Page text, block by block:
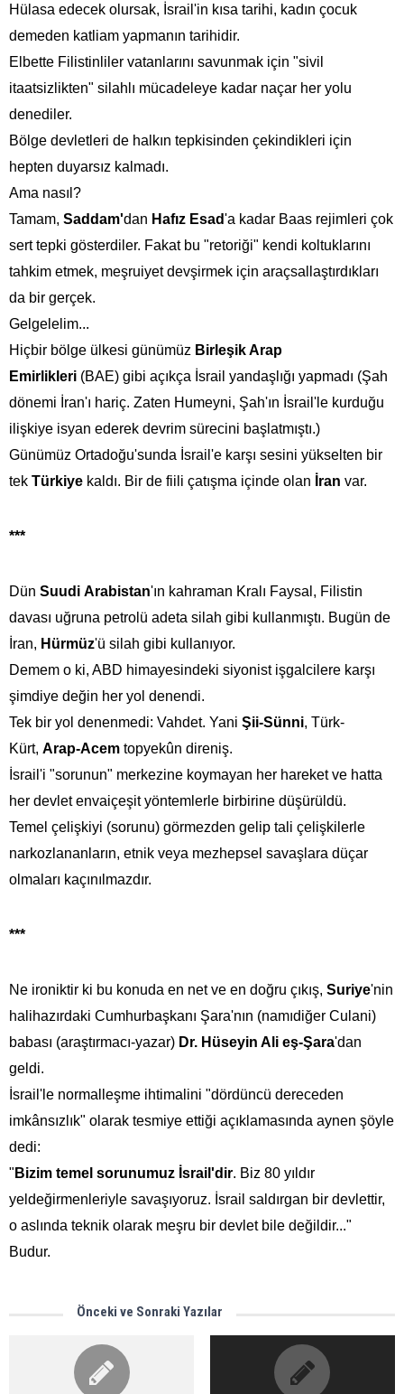
Hülasa edecek olursak, İsrail'in kısa tarihi, kadın çocuk
demeden katliam yapmanın tarihidir.
Elbette Filistinliler vatanlarını savunmak için "sivil
itaatsizlikten" silahlı mücadeleye kadar naçar her yolu
denediler.
Bölge devletleri de halkın tepkisinden çekindikleri için
hepten duyarsız kalmadı.
Ama nasıl?
Tamam, Saddam'dan Hafız Esad'a kadar Baas rejimleri çok
sert tepki gösterdiler. Fakat bu "retoriği" kendi koltuklarını
tahkim etmek, meşruiyet devşirmek için araçsallaştırdıkları
da bir gerçek.
Gelgelelim...
Hiçbir bölge ülkesi günümüz Birleşik Arap
Emirlikleri (BAE) gibi açıkça İsrail yandaşlığı yapmadı (Şah
dönemi İran'ı hariç. Zaten Humeyni, Şah'ın İsrail'le kurduğu
ilişkiye isyan ederek devrim sürecini başlatmıştı.)
Günümüz Ortadoğu'sunda İsrail'e karşı sesini yükselten bir
tek Türkiye kaldı. Bir de fiili çatışma içinde olan İran var.
***
Dün Suudi Arabistan'ın kahraman Kralı Faysal, Filistin
davası uğruna petrolü adeta silah gibi kullanmıştı. Bugün de
İran, Hürmüz'ü silah gibi kullanıyor.
Demem o ki, ABD himayesindeki siyonist işgalcilere karşı
şimdiye değin her yol denendi.
Tek bir yol denenmedi: Vahdet. Yani Şii-Sünni, Türk-
Kürt, Arap-Acem topyekûn direniş.
İsrail'i "sorunun" merkezine koymayan her hareket ve hatta
her devlet envaiçeşit yöntemlerle birbirine düşürüldü.
Temel çelişkiyi (sorunu) görmezden gelip tali çelişkilerle
narkozlananların, etnik veya mezhepsel savaşlara düçar
olmaları kaçınılmazdır.
***
Ne ironiktir ki bu konuda en net ve en doğru çıkış, Suriye'nin
halihazırdaki Cumhurbaşkanı Şara'nın (namıdiğer Culani)
babası (araştırmacı-yazar) Dr. Hüseyin Ali eş-Şara'dan
geldi.
İsrail'le normalleşme ihtimalini "dördüncü dereceden
imkânsızlık" olarak tesmiye ettiği açıklamasında aynen şöyle
dedi:
" Bizim temel sorunumuz İsrail'dir. Biz 80 yıldır
yeldeğirmenleriyle savaşıyoruz. İsrail saldırgan bir devlettir,
o aslında teknik olarak meşru bir devlet bile değildir..."
Budur.
Önceki ve Sonraki Yazılar